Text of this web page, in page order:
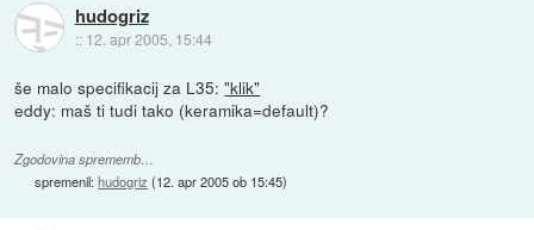
hudogriz
:: 12. apr 2005, 15:44
še malo specifikacij za L35:"klik"
eddy: maš ti tudi tako (keramika=default)?
Zgodovina sprememb…
spremenil:hudogriz (12. apr 2005 ob 15:45)